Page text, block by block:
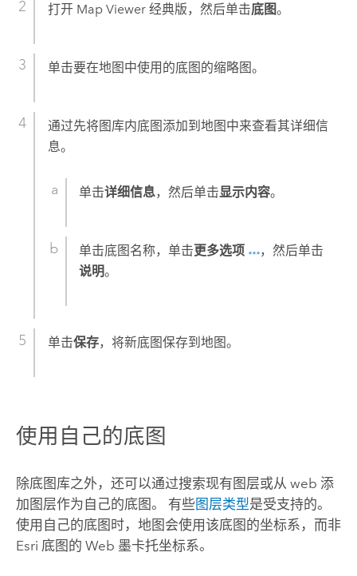
打开 Map Viewer 经典版，然后单击底图。
单击要在地图中使用的底图的缩略图。
通过先将图库内底图添加到地图中来查看其详细信
息。
单击详细信息，然后单击显示内容。
单击底图名称，单击更多选项
，然后单击
说明。
单击保存，将新底图保存到地图。
使用自己的底图
除底图库之外，还可以通过搜索现有图层或从 web 添
加图层作为自己的底图。 有些图层类型是受支持的。
使用自己的底图时，地图会使用该底图的坐标系，而非
Esri 底图的 Web 墨卡托坐标系。